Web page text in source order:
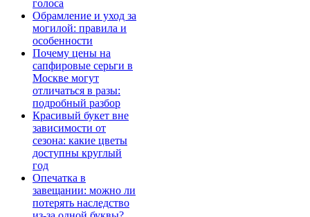
голоса
Обрамление и уход за
могилой: правила и
особенности
Почему цены на
сапфировые серьги в
Москве могут
отличаться в разы:
подробный разбор
Красивый букет вне
зависимости от
сезона: какие цветы
доступны круглый
год
Опечатка в
завещании: можно ли
потерять наследство